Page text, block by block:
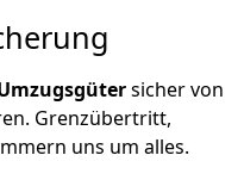
sicher von
Grenzübertritt,
uns um alles.